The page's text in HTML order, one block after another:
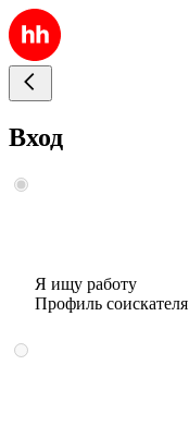
Вход
Я ищу работу
Профиль соискателя